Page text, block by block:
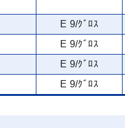
E 9/ｸﾞﾛｽ
E 9/ｸﾞﾛｽ
E 9/ｸﾞﾛｽ
E 9/ｸﾞﾛｽ